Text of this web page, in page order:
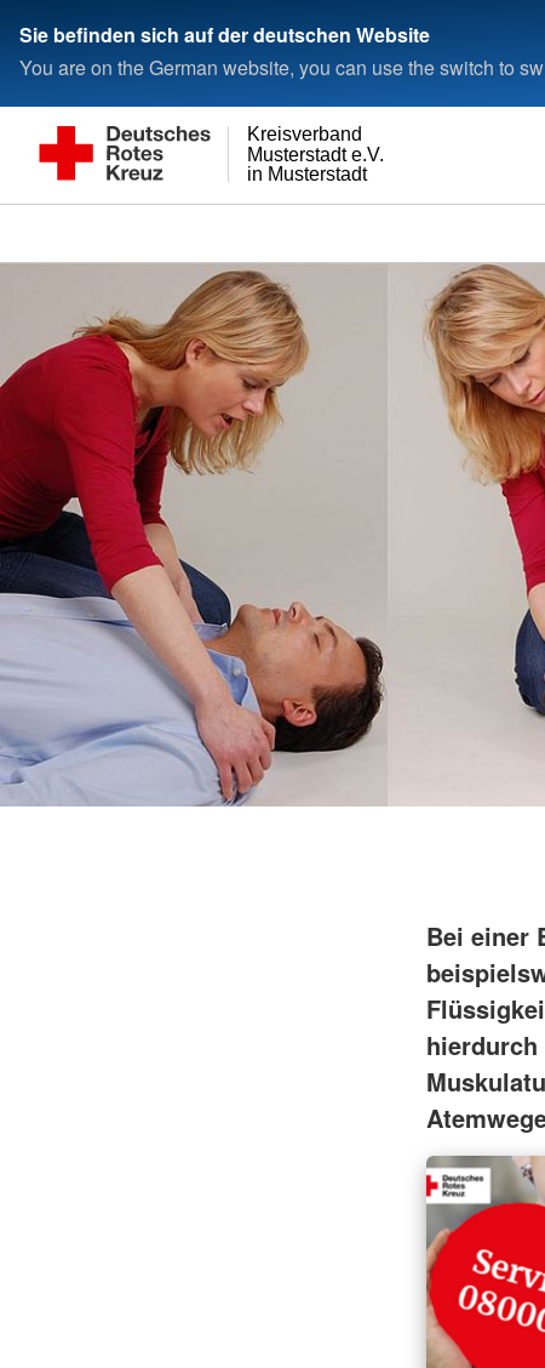
Sie befinden sich auf der deutschen Website
You are on the German website, you can use the switch to
in Musterstadt
Musterstadt e.V.
Kreisverband
Bei einer
hierdurch